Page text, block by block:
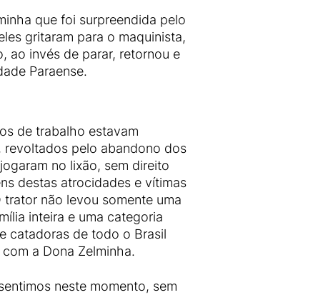
que foi surpreendida pelo
gritaram para o maquinista,
ao invés de parar, retornou e
Paraense.
de trabalho estavam
pelo abandono dos
no lixão, sem direito
destas atrocidades e vítimas
não levou somente uma
inteira e uma categoria
catadoras de todo o Brasil
a Dona Zelminha.
neste momento, sem